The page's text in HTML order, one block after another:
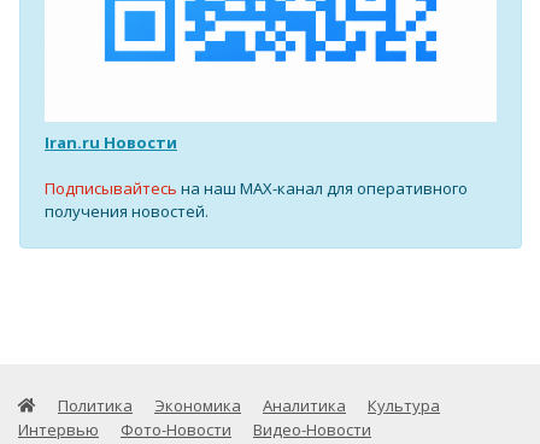
Iran.ru Новости
Подписывайтесь на наш MAX-канал для оперативного
получения новостей.
Политика Экономика Аналитика
Культура
Интервью
Фото-Новости
Видео-Новости